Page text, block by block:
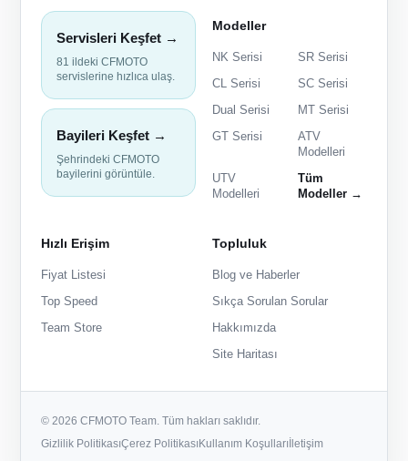
Servisleri Keşfet →
81 ildeki CFMOTO
servislerine hızlıca ulaş.
Bayileri Keşfet →
Şehrindeki CFMOTO
bayilerini görüntüle.
Modeller
NK Serisi
SR Serisi
CL Serisi
SC Serisi
Dual Serisi
MT Serisi
GT Serisi
ATV
Modelleri
UTV
Modelleri
Tüm
Modeller →
Hızlı Erişim
Fiyat Listesi
Top Speed
Team Store
Topluluk
Blog ve Haberler
Sıkça Sorulan Sorular
Hakkımızda
Site Haritası
© 2026 CFMOTO Team. Tüm hakları saklıdır.
Gizlilik PolitikasıÇerez PolitikasıKullanım Koşulları İletişim